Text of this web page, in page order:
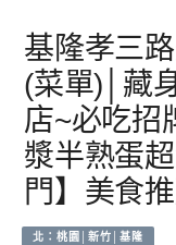
基隆孝三
(菜單)│藏
店~必吃招
漿半熟蛋
門】美食
北：桃園│新竹│基隆